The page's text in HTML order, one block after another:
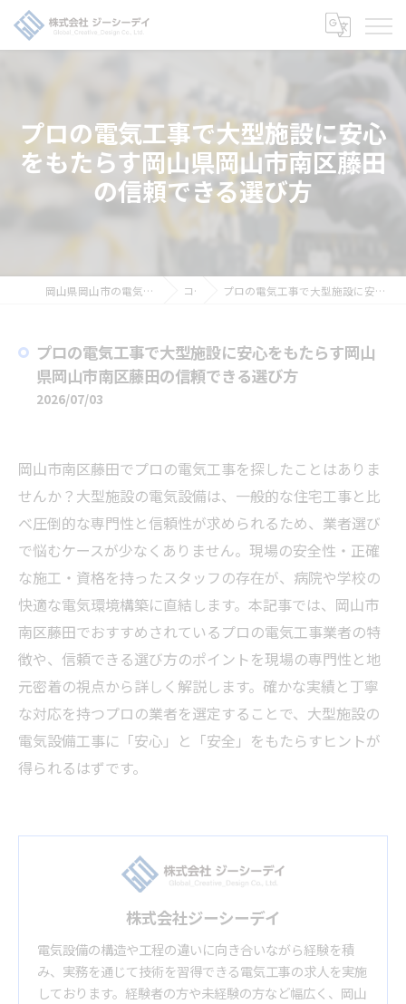
プロの電気工事で大型施設に安心
をもたらす岡山県岡山市南区藤田
の信頼できる選び方
岡山県岡山市の電気工事の求人なら株式会社ジーシーデイ コラム プロの電気工事で大型施設に安心をもたらす岡山県岡山市南区藤田の信頼できる選び方
プロの電気工事で大型施設に安心をもたらす岡山
県岡山市南区藤田の信頼できる選び方
2026/07/03
岡山市南区藤田でプロの電気工事を探したことはありま
せんか？大型施設の電気設備は、一般的な住宅工事と比
べ圧倒的な専門性と信頼性が求められるため、業者選び
で悩むケースが少なくありません。現場の安全性・正確
な施工・資格を持ったスタッフの存在が、病院や学校の
快適な電気環境構築に直結します。本記事では、岡山市
南区藤田でおすすめされているプロの電気工事業者の特
徴や、信頼できる選び方のポイントを現場の専門性と地
元密着の視点から詳しく解説します。確かな実績と丁寧
な対応を持つプロの業者を選定することで、大型施設の
電気設備工事に「安心」と「安全」をもたらすヒントが
得られるはずです。
株式会社ジーシーデイ
電気設備の構造や工程の違いに向き合いながら経験を積
み、実務を通じて技術を習得できる電気工事の求人を実施
しております。経験者の方や未経験の方など幅広く、岡山